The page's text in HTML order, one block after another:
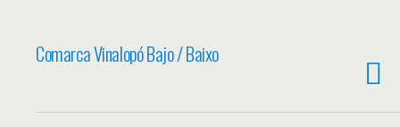
Comarca Vinalopó Bajo / Baixo